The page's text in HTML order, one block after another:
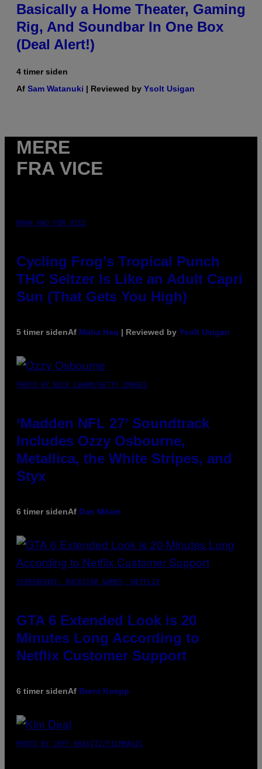
Basically a Home Theater, Gaming
Rig, And Soundbar In One Box
(Deal Alert!)
4 timer siden
Af Sam Watanuki | Reviewed by Ysolt Usigan
MERE
FRA VICE
MAHA HAQ FOR VICE
Cycling Frog’s Tropical Punch
THC Seltzer Is Like an Adult Capri
Sun (That Gets You High)
5 timer sidenAf Maha Haq | Reviewed by Ysolt Usigan
PHOTO BY NICK LAHAM/GETTY IMAGES
‘Madden NFL 27’ Soundtrack
Includes Ozzy Osbourne,
Metallica, the White Stripes, and
Styx
6 timer sidenAf Dan Milam
SCREENSHOT: ROCKSTAR GAMES, NETFLIX
GTA 6 Extended Look is 20
Minutes Long According to
Netflix Customer Support
6 timer sidenAf Brent Koepp
PHOTO BY JEFF KRAVITZ/FILMMAGIC